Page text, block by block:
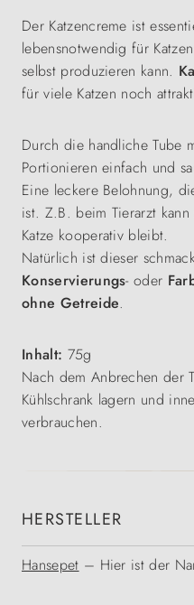
Der Katzencreme ist
lebensnotwendig für
selbst produzieren kann.
für viele Katzen noch
Durch die handliche Tube
Portionieren einfach und
Eine leckere Belohnung,
ist. Z.B. beim Tierarzt
Katze kooperativ bleibt.
Natürlich ist dieser
Konservierungs- oder
ohne Getreide.
Inhalt: 75g
Nach dem Anbrechen der
Kühlschrank lagern und
verbrauchen.
HERSTELLER
Hansepet – Hier ist der